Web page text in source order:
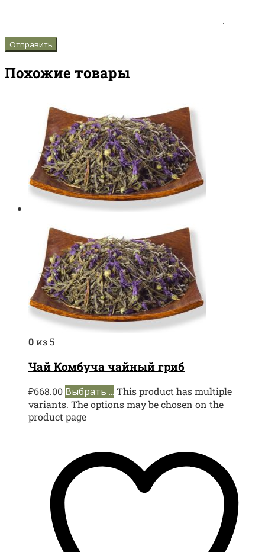
Похожие товары
0из 5
Чай Комбуча чайный гриб
₽668.00 Выбрать ... This product has multiple
variants. The options may be chosen on the
product page